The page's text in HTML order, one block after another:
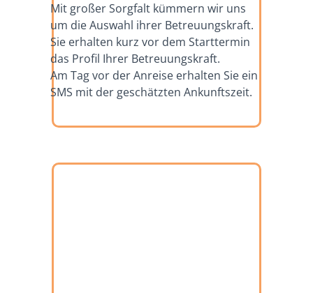
Mit großer Sorgfalt kümmern wir uns
um die Auswahl ihrer Betreuungskraft.
Sie erhalten kurz vor dem Starttermin
das Profil Ihrer Betreuungskraft.
Am Tag vor der Anreise erhalten Sie ein
SMS mit der geschätzten Ankunftszeit.